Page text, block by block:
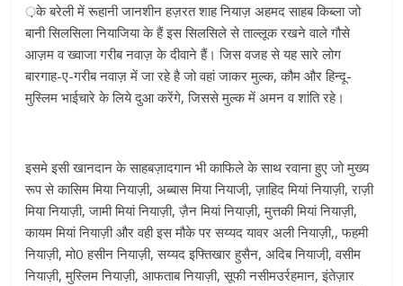
़के बरेली में रूहानी जानशीन हज़रत शाह नियाज़ अहमद साहब किब्ला जो
बानी सिलसिला नियाजिया के हैं इस सिलसिले से ताल्लूक रखने वाले गौसे
आज़म व ख्वाजा गरीब नवाज़ के दीवाने हैं। जिस वजह से यह सारे लोग
बारगाह-ए-गरीब नवाज़ में जा रहे है जो वहां जाकर मुल्क, कौम और हिन्दू-
मुस्लिम भाईचारे के लिये दुआ करेंगे, जिससे मुल्क में अमन व शांति रहे।
इसमे इसी खानदान के साहबज़ादगान भी काफिले के साथ रवाना हुए जो मुख्य
रूप से कासिम मिया नियाज़ी, अब्बास मिया नियाजी़, ज़ाहिद मियां नियाज़ी, राज़ी
मिया नियाज़ी, जामी मियां नियाज़ी, ज़ैन मियां नियाज़ी, मुत्तकी मियां नियाज़ी,
कायम मियां नियाज़ी और वही इस मौके पर सय्यद यावर अली नियाज़ी,, फहमी
नियाज़ी, मो0 हसीन नियाज़ी, सय्यद इफ्तिखार हुसैन, अदिब नियाजी़, वसीम
नियाज़ी, मुस्लिम नियाज़ी, आफताब नियाज़ी, सूफी नसीमउर्रहमान, इंतेज़ार